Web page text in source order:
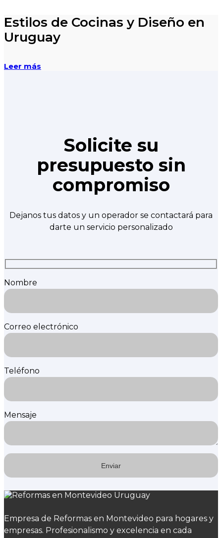
Estilos de Cocinas y Diseño en
Uruguay
Leer más
Solicite su
presupuesto sin
compromiso
Dejanos tus datos y un operador se contactará para
darte un servicio personalizado
Nombre
Correo electrónico
Teléfono
Mensaje
Empresa de Reformas en Montevideo para hogares y
empresas. Profesionalismo y excelencia en cada